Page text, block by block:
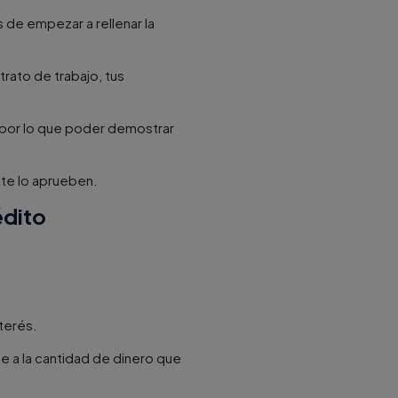
empezar a rellenar la
de trabajo, tus
lo que poder demostrar
lo aprueben.
a la cantidad de dinero que